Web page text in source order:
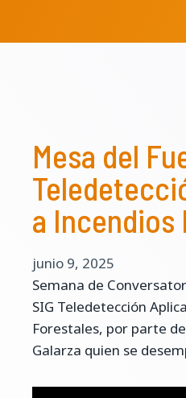
Mesa del
a Incendios
junio 9, 2025
Semana de
SIG Teledetección
Forestales, por parte
Galarza quien se